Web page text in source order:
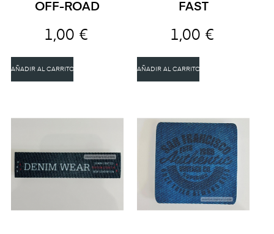
OFF-ROAD
1,00 €
AÑADIR AL CARRITO
FAST
1,00 €
AÑADIR AL CARRITO